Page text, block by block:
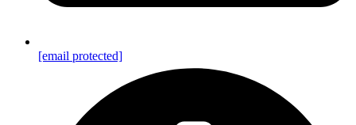
[email protected]